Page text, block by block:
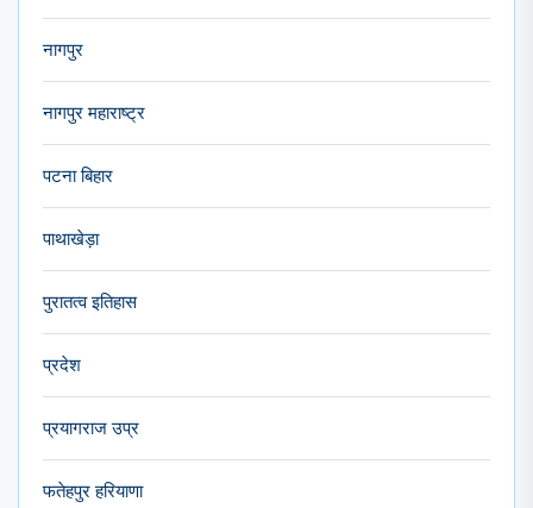
नागपुर
नागपुर महाराष्ट्र
पटना बिहार
पाथाखेड़ा
पुरातत्व इतिहास
प्रदेश
प्रयागराज उप्र
फतेहपुर हरियाणा